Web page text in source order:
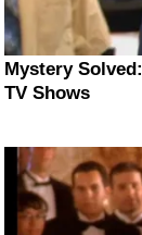
Mystery
TV Shows